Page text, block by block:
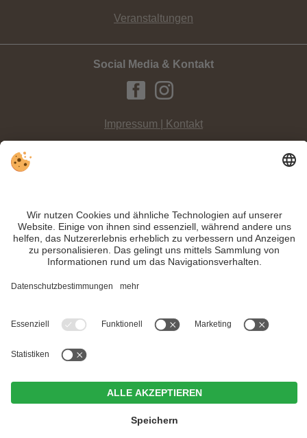
Hotel Weißes Rössl
Veranstaltungen
Social Media & Kontakt
Impressum | Kontakt
INFO:Was Sie bei einem Hochpustertal-Urlaubauf keinen Fall verpassen
unsere Ausflugstipps
auftreten. Wir übernehmen keine Gewähr für die Richtigkeit und Vollständigkeit
Informieren Sie sich sicherheitshalber nochmals beim Veranstalter vor Ort über